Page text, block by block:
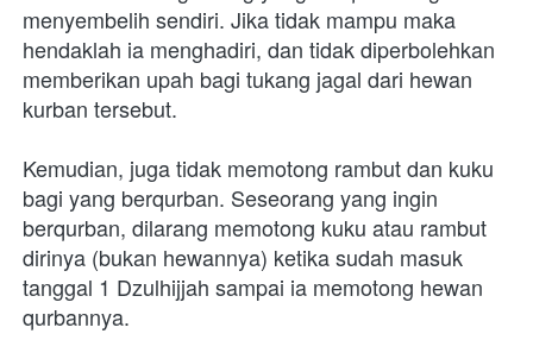
menyembelih sendiri. Jika tidak mampu maka
hendaklah ia menghadiri, dan tidak diperbolehkan
memberikan upah bagi tukang jagal dari hewan
kurban tersebut.
Kemudian, juga tidak memotong rambut dan kuku
bagi yang berqurban. Seseorang yang ingin
berqurban, dilarang memotong kuku atau rambut
dirinya (bukan hewannya) ketika sudah masuk
tanggal 1 Dzulhijjah sampai ia memotong hewan
qurbannya.